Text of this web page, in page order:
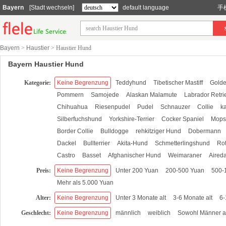
Bayern [Stadt wechseln] default language 手
Bayern > Haustier > Haustier Hund
Bayern Haustier Hund
Kategorie: Keine Begrenzung Teddyhund Tibetischer Mastiff
Pommern
Samojede Alaskan Malamute
Labrador
Chihuahua
Riesenpudel Pudel Schnauzer Collie
Silberfuchshund
Yorkshire-Terrier Cocker Spaniel
Mops
Border Collie
Bulldogge rehkitziger Hund
Dobermann
Dackel
Bullterrier Akita-Hund Schmetterlingshund
Castro
Basset Afghanischer Hund Weimaraner
Preis: Keine Begrenzung Unter 200 Yuan 200-500 Yuan
500-
Mehr als 5.000 Yuan
Alter: Keine Begrenzung Unter 3 Monate alt 3-6 Monate alt 6-
Geschlecht: Keine Begrenzung männlich weiblich Sowohl Männer